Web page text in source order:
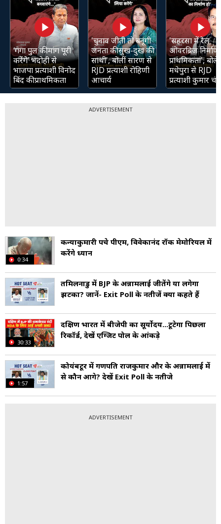
‘गंगा पुल की मांग पूरी
करेंगे’ भदोही से
भाजपा प्रत्याशी विनोद
बिंद की प्राथमिकता
'चुनाव जीती तो बनूंगी
जनता की सुख-दुख की
साथी', बोलीं सारण से
RJD प्रत्याशी रोहिणी
आचार्य
'सहरसा में रेल
ओवरब्रिज निर्माण
प्राथमिकता', बोले
मधेपुरा से RJD
प्रत्याशी कुमार
ADVERTISEMENT
0:34
कन्याकुमारी पहुंचे पीएम, विवेकानंद रॉक मेमोरियल में
करेंगे ध्यान
तमिलनाडु में BJP के अन्नामलाई जीतेंगे या लगेगा
झटका? जानें- Exit Poll के नतीजें क्या कहते हैं
30:33
दक्षिण भारत में बीजेपी का सूर्योदय...टूटेगा पिछला
रिकॉर्ड, देखें एग्जिट पोल के आंकड़े
1:57
कोयंबटूर में गणपत‍ि राजकुमार और के अन्नामलाई में
से कौन आगे? देखें Exit Poll के नतीजे
ADVERTISEMENT